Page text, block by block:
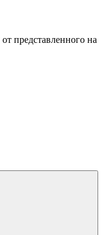
представленного на